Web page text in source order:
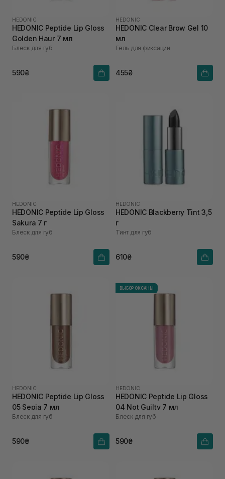
HEDONIC
HEDONIC Peptide Lip Gloss
Golden Haur 7 мл
Блеск для губ
590₴
HEDONIC
HEDONIC Clear Brow Gel 10
мл
Гель для фиксации
455₴
HEDONIC
HEDONIC Peptide Lip Gloss
Sakura 7 г
Блеск для губ
590₴
HEDONIC
HEDONIC Blackberry Tint 3,5
г
Тинт для губ
610₴
HEDONIC
HEDONIC Peptide Lip Gloss
05 Sepia 7 мл
Блеск для губ
590₴
ВЫБОР ОКСАНЫ
HEDONIC
HEDONIC Peptide Lip Gloss
04 Not Guilty 7 мл
Блеск для губ
590₴